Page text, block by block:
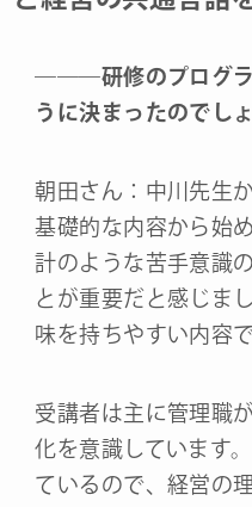
―――研修のプログ
うに決まったのでし
朝田さん：中川先生
基礎的な内容から始
計のような苦手意識
とが重要だと感じま
味を持ちやすい内容
受講者は主に管理職
化を意識しています
ているので、経営の